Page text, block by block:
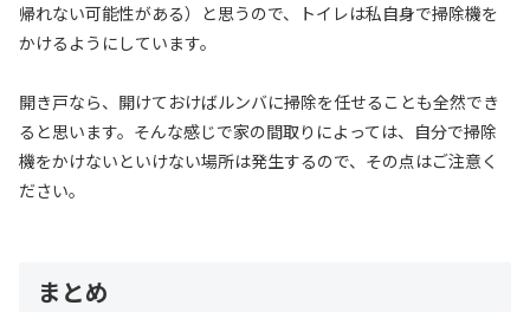
帰れない可能性がある）と思うので、トイレは私自身で掃除機を
かけるようにしています。
開き戸なら、開けておけばルンバに掃除を任せることも全然でき
ると思います。そんな感じで家の間取りによっては、自分で掃除
機をかけないといけない場所は発生するので、その点はご注意く
ださい。
まとめ